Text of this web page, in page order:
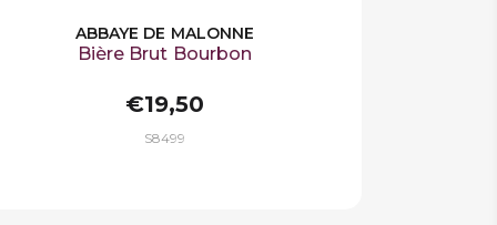
ABBAYE DE MALONNE
Bière Brut Bourbon
€19,50
S8499